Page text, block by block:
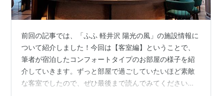
前回の記事では、「ふふ 軽井沢 陽光の風」の施設情報に
ついて紹介しました！今回は【客室編】ということで、
筆者が宿泊したコンフォートタイプのお部屋の様子を紹
介していきます。ずっと部屋で過ごしていたいほど素敵
な客室でしたので、ぜひ最後まで読んでみてください！